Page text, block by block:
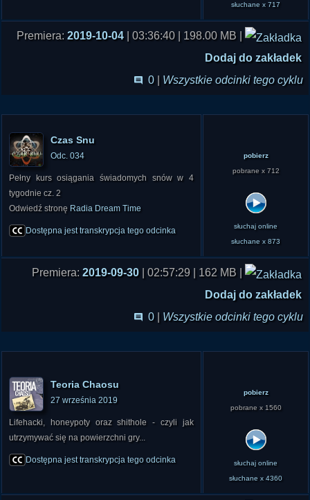
Blog Damiana Treli: czastajemnic.blogspot.com...
słuchane x 717
Premiera: 2019-10-04 | 03:36:40 | 198.00 MB |
Dodaj do zakładek
0
Wszystkie odcinki tego cyklu
Czas Snu
Odc. 034
Pełny kurs osiągania świadomych snów w 4
tygodnie cz. 2
Odwiedź stronę Radia Dream Time
Dostępna jest transkrypcja tego odcinka
pobierz
pobrane x 712
słuchaj online
słuchane x 873
Premiera: 2019-09-30 | 02:57:29 | 162 MB |
Dodaj do zakładek
0
Wszystkie odcinki tego cyklu
Teoria Chaosu
27 września 2019
Lifehacki, honeypoty oraz shithole - czyli jak
utrzymywać się na powierzchni gry...
Dostępna jest transkrypcja tego odcinka
pobierz
pobrane x 1560
słuchaj online
słuchane x 4360